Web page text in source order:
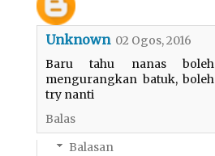
Unknown 02 Ogos, 2016
Baru tahu nanas boleh
mengurangkan batuk, boleh
try nanti
Balas
Balasan